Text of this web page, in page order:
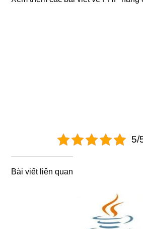
5/
Bài viết liên quan